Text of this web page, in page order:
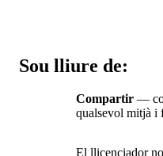
Sou lliure de:
Compartir —
qualsevol mitjà i
El llicenciador